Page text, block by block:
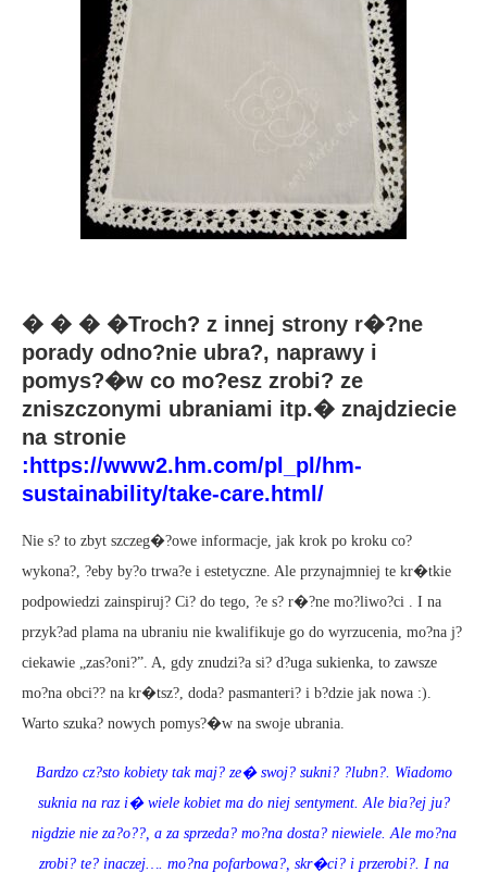
� � � �Troch? z innej strony r�?ne
porady odno?nie ubra?, naprawy i
pomys?�w co mo?esz zrobi? ze
zniszczonymi ubraniami itp.� znajdziecie
na stronie
: https://www2.hm.com/pl_pl/hm-
sustainability/take-care.html/
Nie s? to zbyt szczeg�?owe informacje, jak krok po kroku co?
wykona?, ?eby by?o trwa?e i estetyczne. Ale przynajmniej te kr�tkie
podpowiedzi zainspiruj? Ci? do tego, ?e s? r�?ne mo?liwo?ci . I na
przyk?ad plama na ubraniu nie kwalifikuje go do wyrzucenia, mo?na j?
ciekawie „zas?oni?”. A, gdy znudzi?a si? d?uga sukienka, to zawsze
mo?na obci?? na kr�tsz?, doda? pasmanteri? i b?dzie jak nowa :).
Warto szuka? nowych pomys?�w na swoje ubrania.
Bardzo cz?sto kobiety tak maj? ze� swoj? sukni? ?lubn?. Wiadomo
suknia na raz i� wiele kobiet ma do niej sentyment. Ale bia?ej ju?
nigdzie nie za?o??, a za sprzeda? mo?na dosta? niewiele. Ale mo?na
zrobi? te? inaczej…. mo?na pofarbowa?, skr�ci? i przerobi?. I na